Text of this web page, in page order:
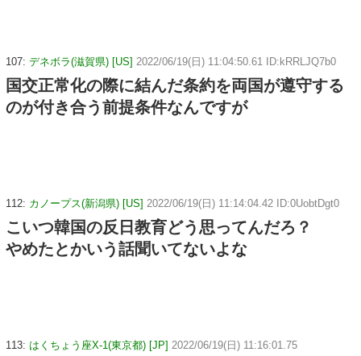
107: デネボラ(滋賀県) [US] 2022/06/19(日) 11:04:50.61 ID:kRRLJQ7b0
国交正常化の際に結んだ条約を両国が遵守する
のが付き合う前提条件なんですが
112: カノープス(新潟県) [US] 2022/06/19(日) 11:14:04.42 ID:0UobtDgt0
こいつ韓国の反日教育どう思ってんだろ？
やめたとかいう話聞いてないよな
113: はくちょう座X-1(東京都) [JP] 2022/06/19(日) 11:16:01.75